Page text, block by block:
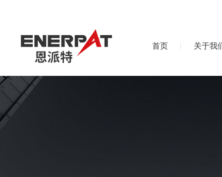
首页 关于我